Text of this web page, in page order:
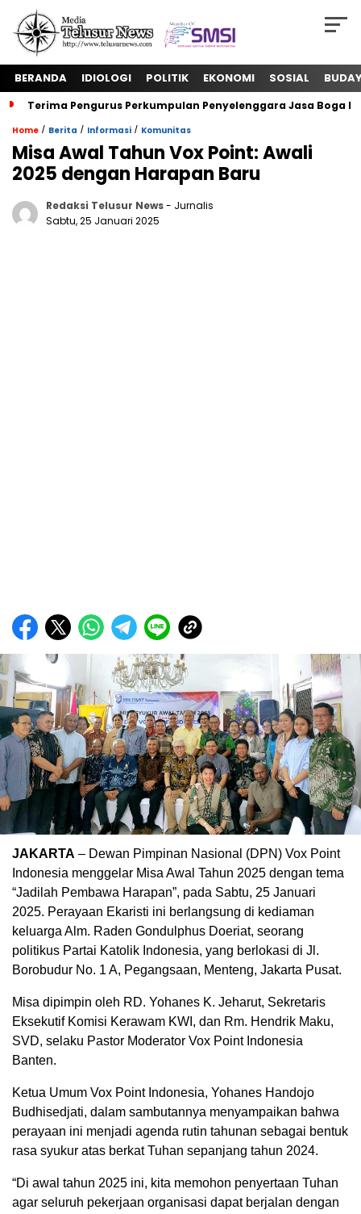
BERANDA IDIOLOGI POLITIK EKONOMI SOSIAL
Terima Pengurus Perkumpulan Penyelenggara Jasa Boga
Home / Berita / Informasi / Komunitas
Misa Awal Tahun Vox Point: Awali
2025 dengan Harapan Baru
Redaksi Telusur News- Jurnalis
Sabtu, 25 Januari 2025
JAKARTA – Dewan Pimpinan Nasional (DPN) Vox Point
Indonesia menggelar Misa Awal Tahun 2025 dengan tema
“Jadilah Pembawa Harapan”, pada Sabtu, 25 Januari
2025. Perayaan Ekaristi ini berlangsung di kediaman
keluarga Alm. Raden Gondulphus Doeriat, seorang
politikus Partai Katolik Indonesia, yang berlokasi di Jl.
Borobudur No. 1 A, Pegangsaan, Menteng, Jakarta Pusat.
Misa dipimpin oleh RD. Yohanes K. Jeharut, Sekretaris
Eksekutif Komisi Kerawam KWI, dan Rm. Hendrik Maku,
SVD, selaku Pastor Moderator Vox Point Indonesia
Banten.
Ketua Umum Vox Point Indonesia, Yohanes Handojo
Budhisedjati, dalam sambutannya menyampaikan bahwa
perayaan ini menjadi agenda rutin tahunan sebagai bentuk
rasa syukur atas berkat Tuhan sepanjang tahun 2024.
“Di awal tahun 2025 ini, kita memohon penyertaan Tuhan
agar seluruh pekerjaan organisasi dapat berjalan dengan